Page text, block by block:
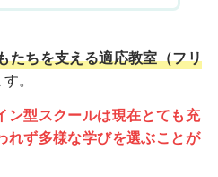
たちを支える適応教室（フリ
。
ン型スクールは現在とても充
れず多様な学びを選ぶことが